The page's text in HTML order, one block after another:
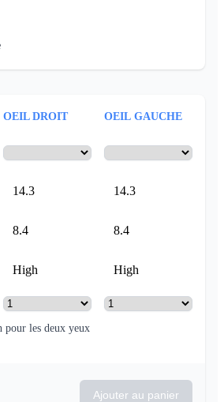
OEIL DROIT OEIL GAUCHE
14.3 14.3
8.4 8.4
High High
pour les deux yeux
Ajouter au panier